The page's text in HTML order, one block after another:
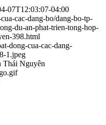
07T12:03:07-04:00
cac-dang-bo/dang-bo-tp-
du-an-phat-trien-tong-hop-
398.html
dong-cua-cac-dang-
1.jpeg
Thái Nguyên